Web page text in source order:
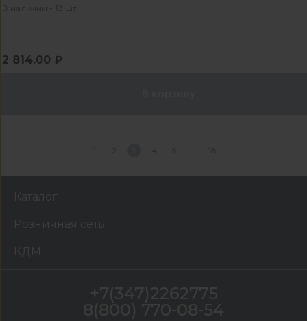
В наличии - 18 шт
2 814.00 ₽
1 2 4 5 18
Каталог
Розничная сеть
КДМ
+7(347)2262775
8(800) 770-08-54